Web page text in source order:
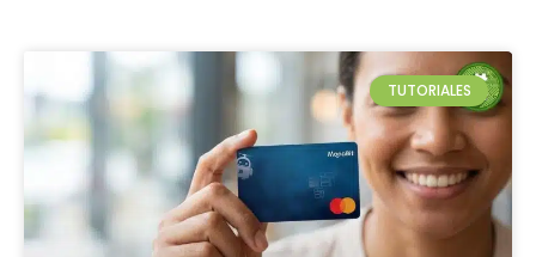
TUTORIALES